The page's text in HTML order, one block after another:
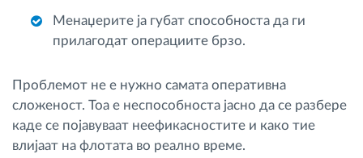
Менаџерите ја губат способноста да ги
прилагодат операциите брзо.
Проблемот не е нужно самата оперативна
сложеност. Тоа е неспособноста јасно да се разбере
каде се појавуваат неефикасностите и како тие
влијаат на флотата во реално време.